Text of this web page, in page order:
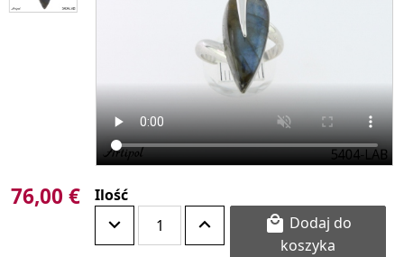
76,00 € Ilość

koszyka